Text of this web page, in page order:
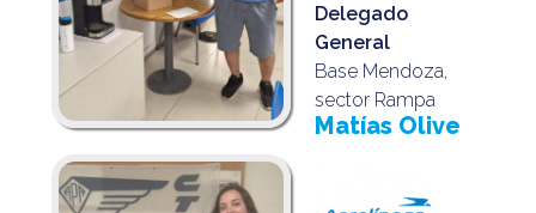
Delegado
General
Base Mendoza,
sector Rampa
Matías Olive